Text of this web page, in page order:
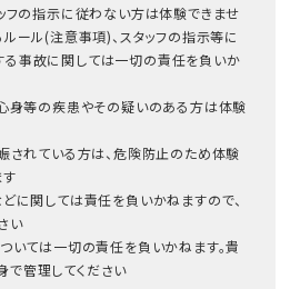
フの指示に従わない方は体験できませ
ルール(注意事項)、スタッフの指示等に
る事故に関しては一切の責任を負いか
身等の疾患やその疑いのある方は体験
されている方は、危険防止のため体験
に関しては責任を負いかねますので、
い
いては一切の責任を負いかねます。貴
管理してください